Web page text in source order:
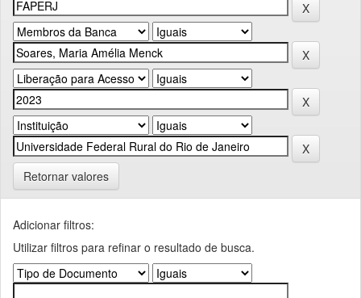
Retornar valores
Adicionar filtros:
Utilizar filtros para refinar o resultado de busca.